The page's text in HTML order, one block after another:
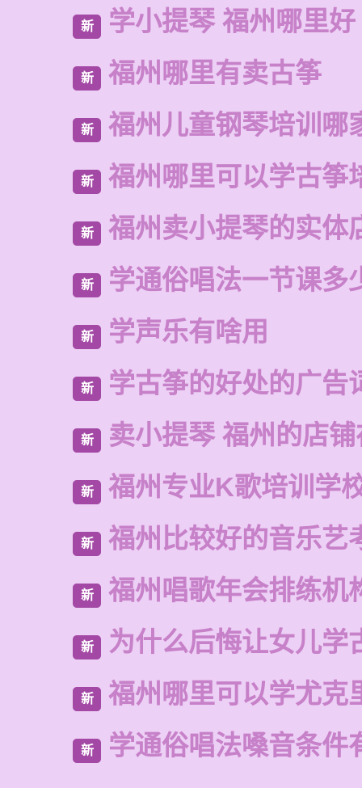
新 学小提琴 福州哪里好
新 福州哪里有卖古筝
新 福州儿童钢琴培训哪
新 福州哪里可以学古筝
新 福州卖小提琴的实体
新 学通俗唱法一节课多
新 学声乐有啥用
新 学古筝的好处的广告
新 卖小提琴 福州的店
新 福州专业K歌培训学
新 福州比较好的音乐艺
新 福州唱歌年会排练机
新 为什么后悔让女儿学
新 福州哪里可以学尤克
新 学通俗唱法嗓音条件